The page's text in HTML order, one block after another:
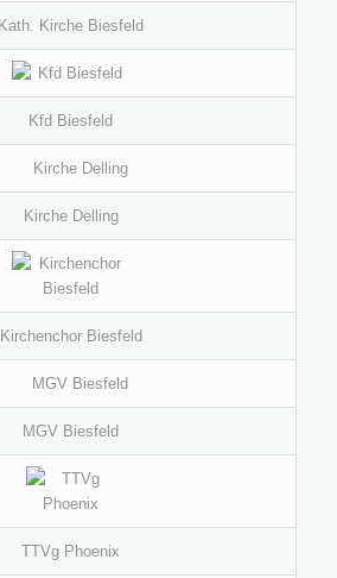
Kath. Kirche Biesfeld
Kfd Biesfeld
Kirche Delling
Kirchenchor Biesfeld
MGV Biesfeld
TTVg Phoenix